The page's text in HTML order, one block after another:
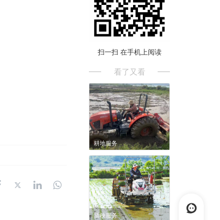
扫一扫 在手机上阅读
看了又看
耕地服务
插秧服务